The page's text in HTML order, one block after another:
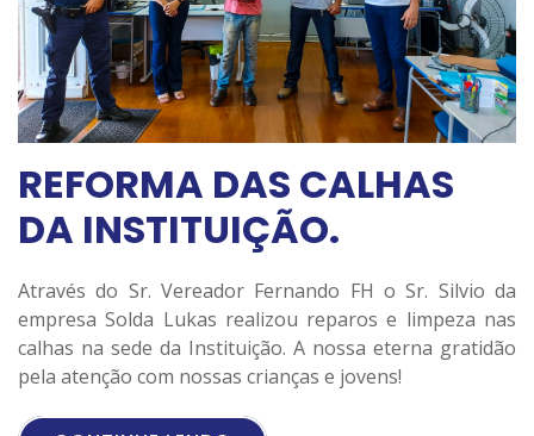
REFORMA DAS CALHAS
DA INSTITUIÇÃO.
Através do Sr. Vereador Fernando FH o Sr. Silvio da
empresa Solda Lukas realizou reparos e limpeza nas
calhas na sede da Instituição. A nossa eterna gratidão
pela atenção com nossas crianças e jovens!